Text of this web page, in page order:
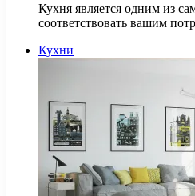
Кухня является одним из
соответствовать вашим
Кухни